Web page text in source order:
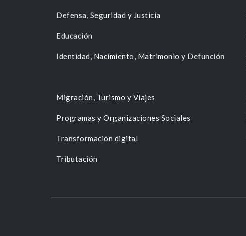
Defensa, Seguridad y Justicia
Educación
Identidad, Nacimiento, Matrimonio y Defunción
Migración, Turismo y Viajes
Programas y Organizaciones Sociales
Transformación digital
Tributación